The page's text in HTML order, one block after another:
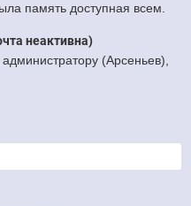
память доступная всем.
неактивна)
(Арсеньев),